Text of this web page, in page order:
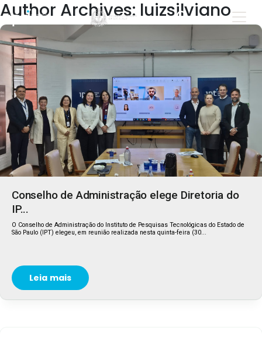
Author Archives: luizsilviano
Conselho de Administração elege Diretoria do
IP...
O Conselho de Administração do Instituto de Pesquisas Tecnológicas do Estado de
São Paulo (IPT) elegeu, em reunião realizada nesta quinta-feira (30...
Leia mais